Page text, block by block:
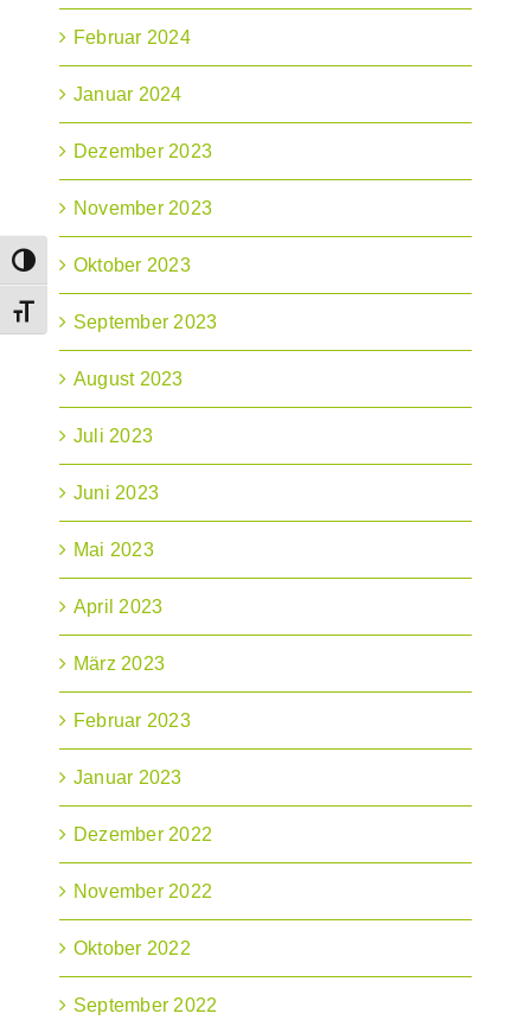
Umschalten auf hohe Kontraste
Schrift vergrößern
Februar 2024
Januar 2024
Dezember 2023
November 2023
Oktober 2023
September 2023
August 2023
Juli 2023
Juni 2023
Mai 2023
April 2023
März 2023
Februar 2023
Januar 2023
Dezember 2022
November 2022
Oktober 2022
September 2022